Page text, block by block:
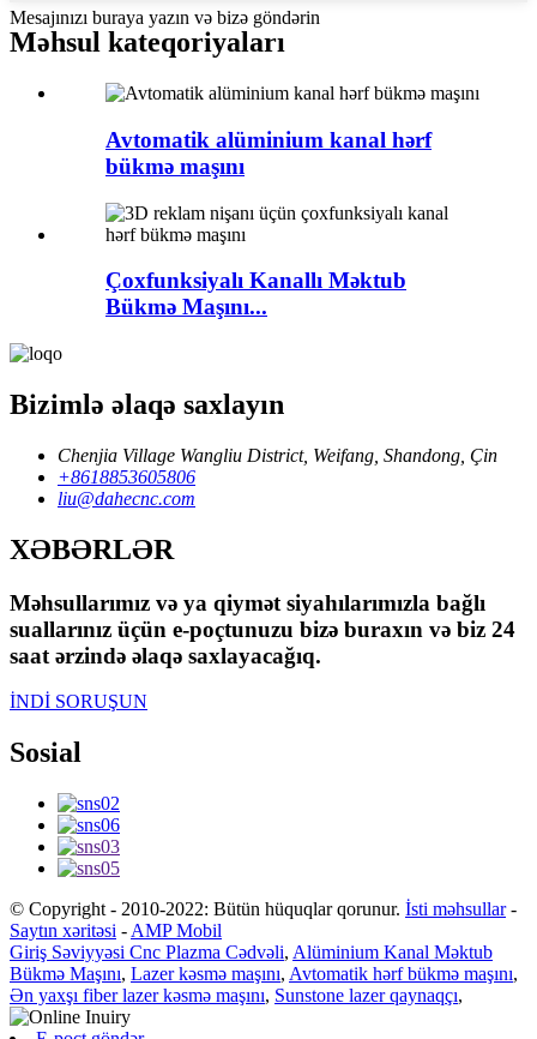
Mesajınızı buraya yazın və bizə göndərin
Məhsul kateqoriyaları
Avtomatik alüminium kanal hərf
bükmə maşını
Çoxfunksiyalı Kanallı Məktub
Bükmə Maşını...
Bizimlə əlaqə saxlayın
Chenjia Village Wangliu District, Weifang, Shandong, Çin
+8618853605806
liu@dahecnc.com
XƏBƏRLƏR
Məhsullarımız və ya qiymət siyahılarımızla bağlı
suallarınız üçün e-poçtunuzu bizə buraxın və biz 24
saat ərzində əlaqə saxlayacağıq.
İNDİ SORUŞUN
Sosial
© Copyright - 2010-2022: Bütün hüquqlar qorunur. İsti məhsullar-
Saytın xəritəsi - AMP Mobil
Giriş Səviyyəsi Cnc Plazma Cədvəli, Alüminium Kanal Məktub
Bükmə Maşını, Lazer kəsmə maşını, Avtomatik hərf bükmə maşını,
Ən yaxşı fiber lazer kəsmə maşını, Sunstone lazer qaynaqçı,